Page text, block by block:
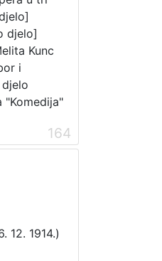
djelo]
Kunc
i
164
12. 1914.)